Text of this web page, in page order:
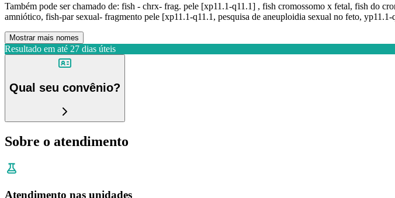
Também pode ser chamado de: fish - chrx- frag. pele [xp11.1-q11.1] , fish cromossomo x fetal, fish do
amniótico, fish-par sexual- fragmento pele [xp11.1-q11.1, pesquisa de aneuploidia sexual no feto, yp11.1-
Mostrar mais nomes
Resultado em até 27 dias úteis
Qual seu convênio?
Sobre o atendimento
Atendimento nas unidades